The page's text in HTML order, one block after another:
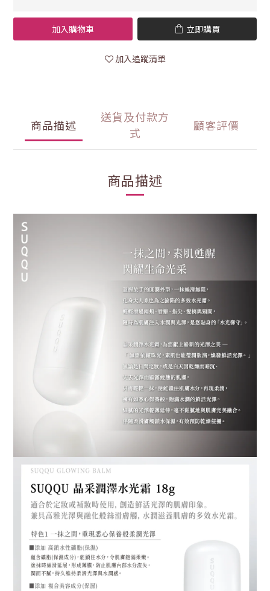
加入購物車 立即購買
加入追蹤清單
商品描述
送貨及付款方
式
顧客評價
商品描述